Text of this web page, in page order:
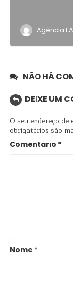
Agência
NÃO HÁ
DEIXE UM
O seu endereço
obrigatórios são
Comentário *
Nome *